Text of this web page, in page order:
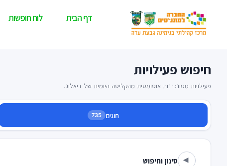
דף הבית לוח חופשות
חיפוש פעילויות
פעילויות מסונכרנות אוטומטית מהקליטה היומית של דיאלוג.
חוגים 735
▾ סינון וחיפוש